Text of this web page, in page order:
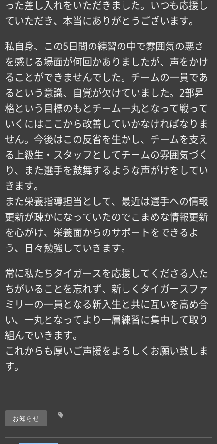
った差し入れをいただきました。いつも応援し
ていただき、本当にありがとうございます。
私自身、この5日間の練習の中で雰囲気の悪さ
を感じる場面が何回かありましたが、声をかけ
ることができませんでした。チームの一員であ
るという意識、自覚が欠けていました。2部昇
格という目標のもとチーム一丸となって戦って
いくにはここから改善していかなければなりま
せん。今後はこの反省を生かし、チームを支え
る上級生・スタッフとしてチームの雰囲気づく
り、また選手を鼓舞するような声がけをしてい
きます。
また栄養指導担当として、最近は選手への情報
更新が疎かになっていたのでこまめな情報更新
を心がけ、栄養面からのサポートをできるよ
う、日々勉強していきます。
常に私たちタイガースを応援してくださる人た
ちがいることを忘れず、新しくタイガースファ
ミリーの一員となる新入生と共に互いを高め合
い、一丸となってより一層練習に集中して取り
組んでいきます。
これからも厚いご声援をよろしくお願い致しま
す。
お知らせ